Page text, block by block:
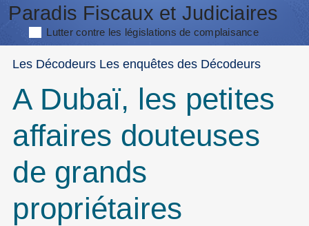
Paradis Fiscaux et Judiciaires
Lutter contre les législations de complaisance
Les Décodeurs Les enquêtes des Décodeurs
A Dubaï, les petites
affaires douteuses
de grands
propriétaires